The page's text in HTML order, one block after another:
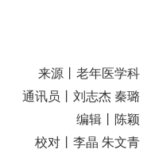
来源丨老年医学科
通讯员丨刘志杰 秦璐
编辑丨陈颖
校对丨李晶 朱文青